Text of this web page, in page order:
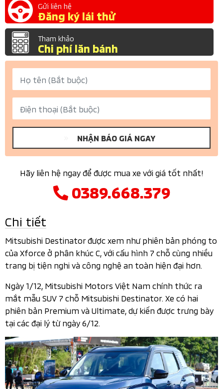
Gửi liên hệ
Đăng ký lái thử
Tham khảo
Chi phí lăn bánh
NHẬN BÁO GIÁ NGAY
Hãy liên hệ ngay để được mua xe với giá tốt nhất!
0389.668.379
Chi tiết
Mitsubishi Destinator được xem như phiên bản phóng to
của Xforce ở phân khúc C, với cấu hình 7 chỗ cùng nhiều
trang bị tiện nghi và công nghệ an toàn hiện đại hơn.
Ngày 1/12, Mitsubishi Motors Việt Nam chính thức ra
mắt mẫu SUV 7 chỗ Mitsubishi Destinator. Xe có hai
phiên bản Premium và Ultimate, dự kiến được trưng bày
tại các đại lý từ ngày 6/12.